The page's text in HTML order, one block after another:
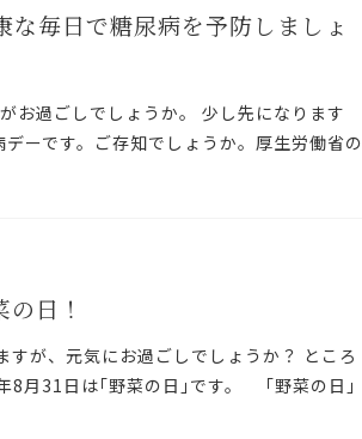
毎日で糖尿病を予防しましょ
お過ごしでしょうか。 少し先になります
ーです。ご存知でしょうか。厚生労働省の
日！
が、元気にお過ごしでしょうか？ ところ
月31日は｢野菜の日｣です。 「野菜の日」